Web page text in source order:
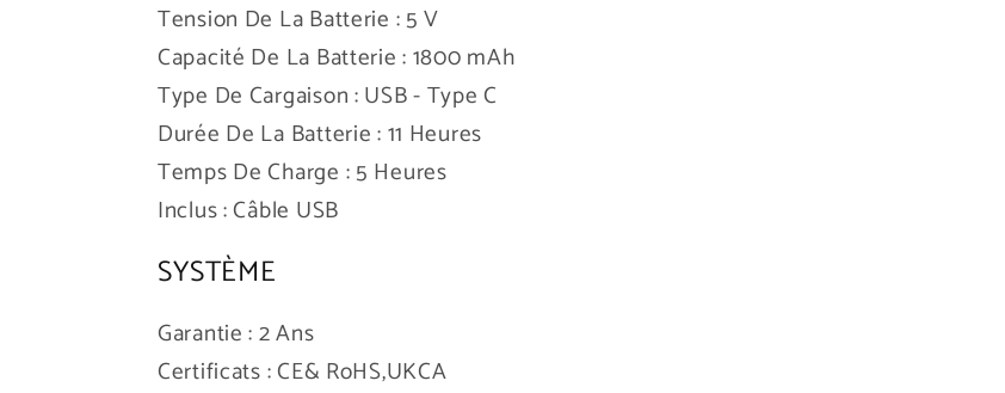
Tension De La Batterie : 5 V
Capacité De La Batterie : 1800 mAh
Type De Cargaison : USB - Type C
Durée De La Batterie : 11 Heures
Temps De Charge : 5 Heures
Inclus : Câble USB
SYSTÈME
Garantie : 2 Ans
Certificats : CE& RoHS,UKCA